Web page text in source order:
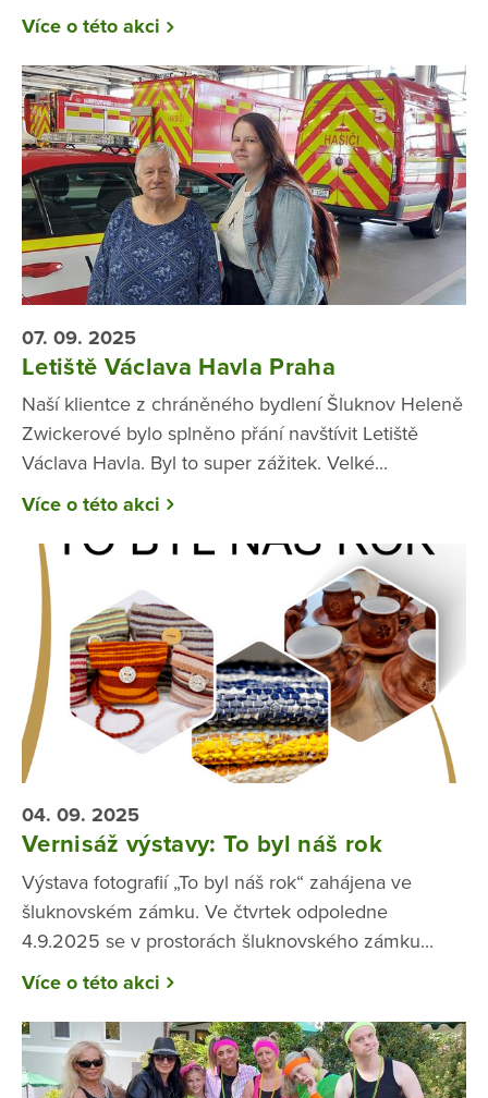
Více o této akci
07. 09. 2025
Letiště Václava Havla Praha
Naší klientce z chráněného bydlení Šluknov Heleně
Zwickerové bylo splněno přání navštívit Letiště
Václava Havla. Byl to super zážitek. Velké...
Více o této akci
04. 09. 2025
Vernisáž výstavy: To byl náš rok
Výstava fotografií „To byl náš rok“ zahájena ve
šluknovském zámku. Ve čtvrtek odpoledne
4.9.2025 se v prostorách šluknovského zámku...
Více o této akci